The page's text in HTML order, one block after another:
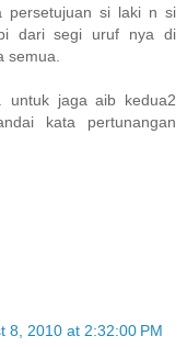
persetujuan si laki n si
dari segi uruf nya di
semua.
untuk jaga aib kedua2
kata pertunangan
8, 2010 at 2:32:00 PM